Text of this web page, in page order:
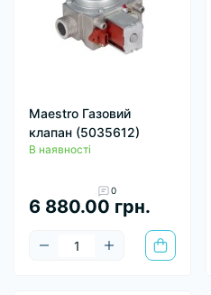
Maestro Газовий
клапан (5035612)
В наявності
0
6 880.00 грн.